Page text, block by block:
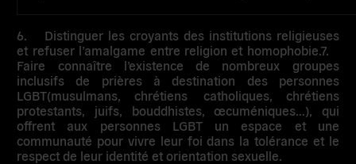
6. Distinguer les croyants des institutions religieuses
et refuser l’amalgame entre religion et homophobie. 7.
Faire connaître l’existence de nombreux groupes
inclusifs de prières à destination des personnes
LGBT(musulmans, chrétiens catholiques, chrétiens
protestants, juifs, bouddhistes, œcuméniques…), qui
offrent aux personnes LGBT un espace et une
communauté pour vivre leur foi dans la tolérance et le
respect de leur identité et orientation sexuelle.